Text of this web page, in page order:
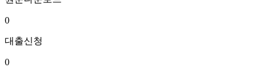
0
대출신청
0